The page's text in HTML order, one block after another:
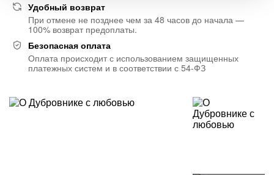
Удобный возврат
При отмене не позднее чем за 48 часов до начала —
100% возврат предоплаты.
Безопасная оплата
Оплата происходит с использованием защищенных
платежных систем и в соответствии с 54-ФЗ